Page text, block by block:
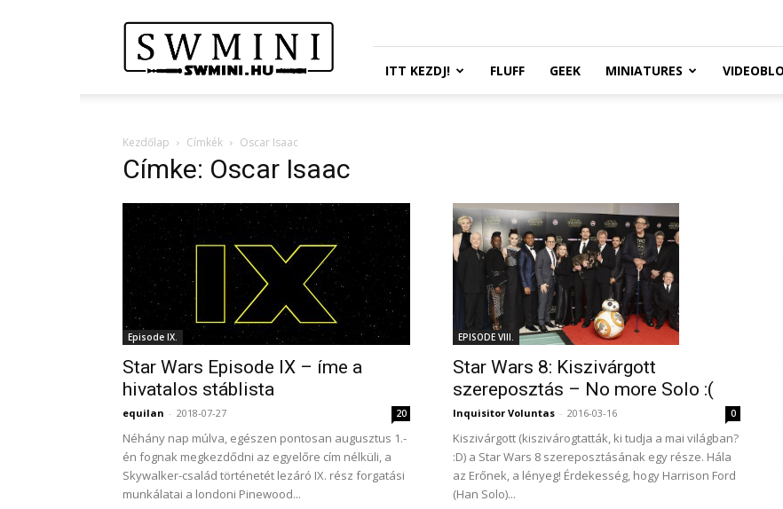
Wars
Miniatures
Portál
ITT KEZDJ! FLUFF GEEK MINIATURES
Kezdőlap Címkék Oscar Isaac
Címke: Oscar Isaac
Episode IX.
Star Wars Episode IX – íme a
hivatalos stáblista
equilan - 2018-07-27 20
Néhány nap múlva, egészen pontosan augusztus 1.-
én fognak megkezdődni az egyelőre cím nélküli, a
Skywalker-család történetét lezáró IX. rész forgatási
munkálatai a londoni Pinewood...
EPISODE VIII.
Star Wars 8: Kiszivárgott
szereposztás – No more Solo :(
Inquisitor Voluntas - 2016-03-16 0
Kiszivárgott (kiszivárogtatták, ki tudja a mai világban?
:D) a Star Wars 8 szereposztásának egy része. Hála
az Erőnek, a lényeg! Érdekesség, hogy Harrison Ford
(Han Solo)...